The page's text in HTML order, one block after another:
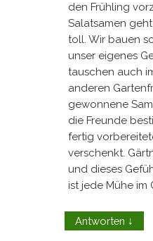
den Frühling
Salatsamen
toll. Wir bauen
unser eigenes
tauschen auch
anderen
gewonnene
die Freunde
fertig
verschenkt.
und dieses
ist jede Mühe im
Antworten ↓